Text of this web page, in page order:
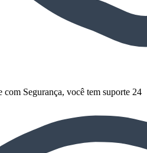
com Segurança, você tem suporte 24